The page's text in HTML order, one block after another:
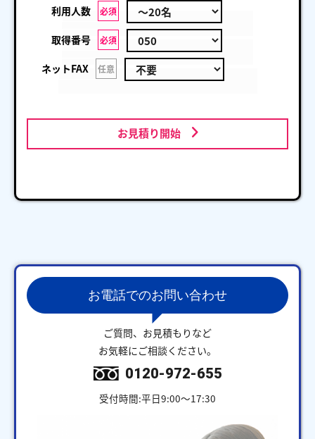
利用人数 必須
取得番号 必須
ネットFAX 任意
お見積り開始
お電話でのお問い合わせ
ご質問、お見積もりなど
お気軽にご相談ください。
0120-972-655
受付時間:平日9:00～17:30